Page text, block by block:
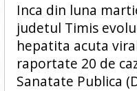
Inca din luna
judetul Timis
hepatita acuta
raportate 20 de
Sanatate Publica